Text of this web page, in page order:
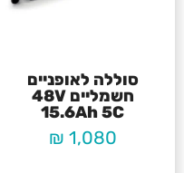
סוללה לאופניים
חשמליים 48V
15.6Ah 5C
1,080
₪